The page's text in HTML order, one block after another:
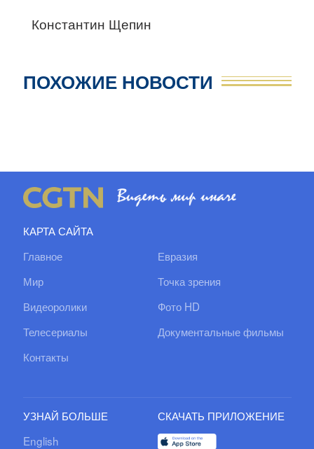
Константин Щепин
ПОХОЖИЕ НОВОСТИ
КАРТА САЙТА
Главное
Евразия
Мир
Точка зрения
Видеоролики
Фото HD
Телесериалы
Документальные фильмы
Контакты
УЗНАЙ БОЛЬШЕ
English
СКАЧАТЬ ПРИЛОЖЕНИЕ